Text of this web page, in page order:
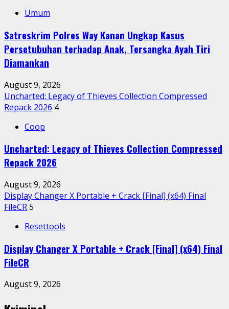
Umum
Satreskrim Polres Way Kanan Ungkap Kasus
Persetubuhan terhadap Anak, Tersangka Ayah Tiri
Diamankan
August 9, 2026
Uncharted: Legacy of Thieves Collection Compressed
Repack 2026 4
Coop
Uncharted: Legacy of Thieves Collection Compressed
Repack 2026
August 9, 2026
Display Changer X Portable + Crack [Final] (x64) Final
FileCR5
Resettools
Display Changer X Portable + Crack [Final] (x64) Final
FileCR
August 9, 2026